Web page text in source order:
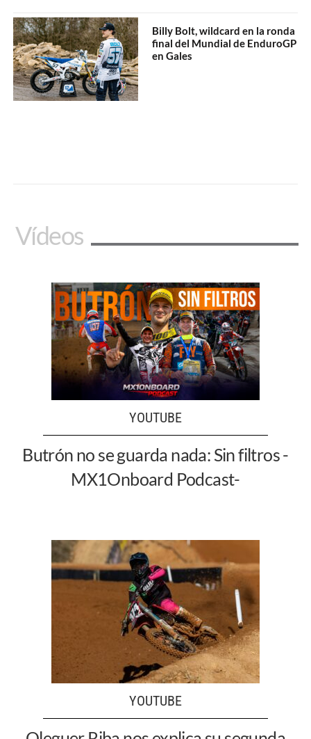
Billy Bolt, wildcard en la ronda
final del Mundial de EnduroGP
en Gales
Vídeos
YOUTUBE
Butrón no se guarda nada: Sin filtros -
MX1Onboard Podcast-
YOUTUBE